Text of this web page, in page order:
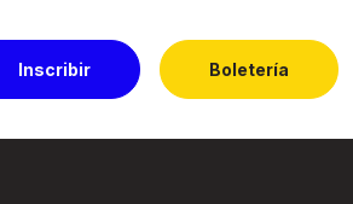
Inscribir Boletería